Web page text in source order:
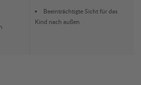
Beeinträchtigte Sicht für das
Kind nach außen